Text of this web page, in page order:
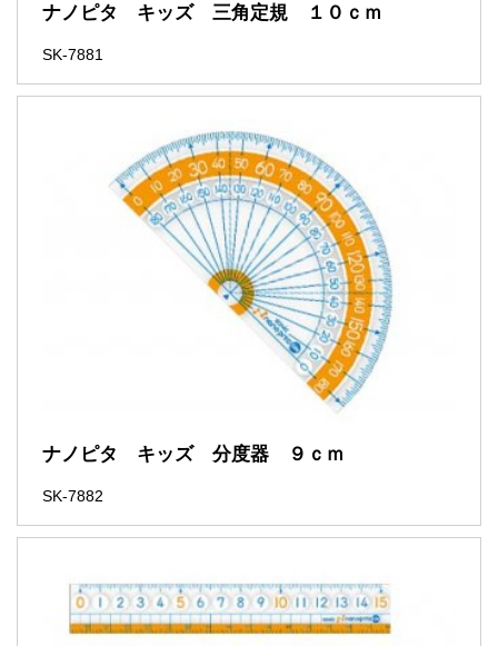
ナノピタ キッズ 三角定規 １０ｃｍ
SK-7881
ナノピタ キッズ 分度器 ９ｃｍ
SK-7882